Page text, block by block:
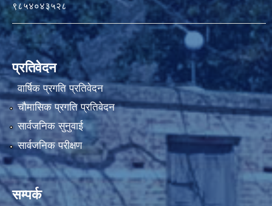
९८५४०४३५२८
प्रतिवेदन
वार्षिक प्रगति प्रतिवेदन
चौमासिक प्रगति प्रतिवेदन
सार्वजनिक सुनुवाई
सार्वजनिक परीक्षण
सम्पर्क